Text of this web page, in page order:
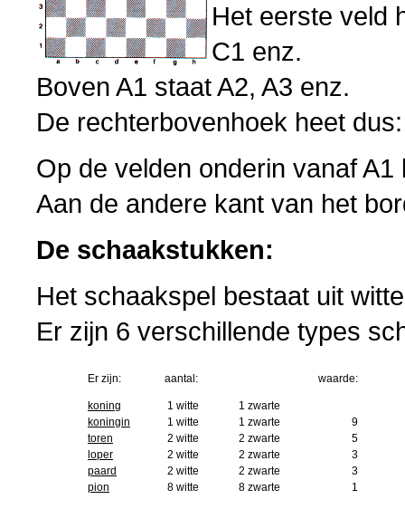
Het eerste veld
C1 enz.
Boven A1 staat A2, A3 enz.
De rechterbovenhoek heet
Op de velden onderin vanaf
Aan de andere kant van het
De schaakstukken:
Het schaakspel bestaat uit
Er zijn 6 verschillende types
Er zijn: aantal: waarde:
koning 1 witte
1 zwarte
koningin
1 witte 1 zwarte
9
toren
2 witte 2 zwarte
5
loper
2 witte 2 zwarte
3
paard
2 witte 2 zwarte
3
pion
8 witte 8 zwarte 1